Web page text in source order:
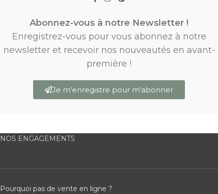
Abonnez-vous à notre Newsletter !
Enregistrez-vous pour vous abonnez à notre
newsletter et recevoir nos nouveautés en avant-
première !
Je m'enregistre pour m'abonner
NOS ENGAGEMENTS
Pourquoi pas de vente en ligne ?